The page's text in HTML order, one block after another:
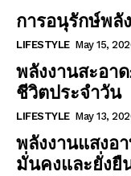
การอนุรักษ์พลั
LIFESTYLE May 15,
พลังงานสะอา
ชีวิตประจำวัน
LIFESTYLE May 13,
พลังงานแสงอ
มั่นคงและยั่งยื